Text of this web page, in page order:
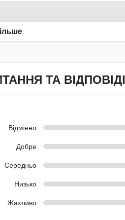
ТА ВІДПОВІДІ
Відмінно
Добре
Середньо
Низько
Жахливо